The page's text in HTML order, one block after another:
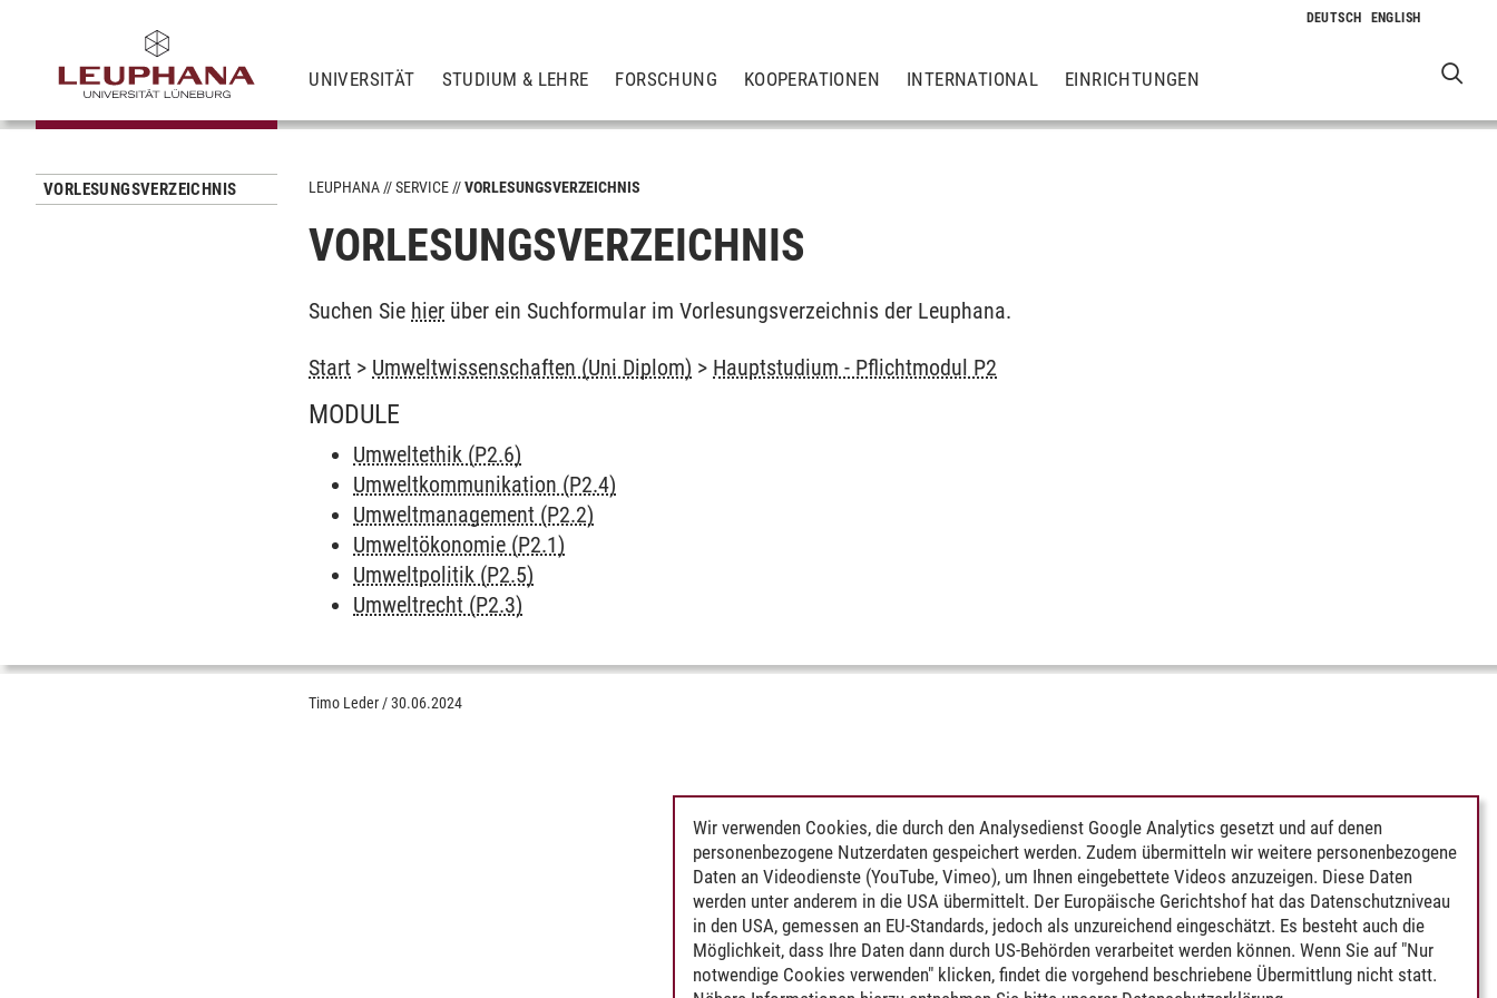
UNIVERSITÄT STUDIUM & LEHRE FORSCHUNG KOOPERATIONEN INTERNATIONAL EINRICHTUNGEN
VORLESUNGSVERZEICHNIS LEUPHANA SERVICE VORLESUNGSVERZEICHNIS
VORLESUNGSVERZEICHNIS
Suchen Sie hier über ein Suchformular im Vorlesungsverzeichnis der Leuphana.
Start > Umweltwissenschaften (Uni Diplom) > Hauptstudium - Pflichtmodul P2
MODULE
Umweltethik (P2.6)
Umweltkommunikation (P2.4)
Umweltmanagement (P2.2)
Umweltökonomie (P2.1)
Umweltpolitik (P2.5)
Umweltrecht (P2.3)
Timo Leder /30.06.2024
Wir verwenden Cookies, die durch den Analysedienst Google Analytics gesetzt und auf denen
personenbezogene Nutzerdaten gespeichert werden. Zudem übermitteln wir weitere personenbezogene
Daten an Videodienste (YouTube, Vimeo), um Ihnen eingebettete Videos anzuzeigen. Diese Daten
werden unter anderem in die USA übermittelt. Der Europäische Gerichtshof hat das Datenschutzniveau
in den USA, gemessen an EU-Standards, jedoch als unzureichend eingeschätzt. Es besteht auch die
Möglichkeit, dass Ihre Daten dann durch US-Behörden verarbeitet werden können. Wenn Sie auf "Nur
notwendige Cookies verwenden" klicken, findet die vorgehend beschriebene Übermittlung nicht statt.